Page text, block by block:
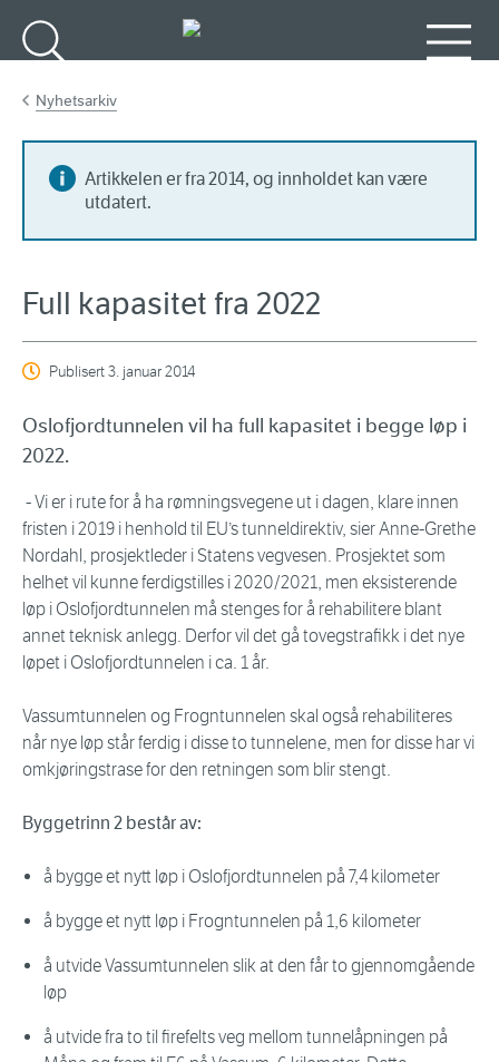
Nyhetsarkiv
Artikkelen er fra 2014, og innholdet kan være
utdatert.
Full kapasitet fra 2022
Publisert3. januar 2014
Oslofjordtunnelen vil ha full kapasitet i begge løp i
2022.
- Vi er i rute for å ha rømningsvegene ut i dagen, klare innen
fristen i 2019 i henhold til EU’s tunneldirektiv, sier Anne-Grethe
Nordahl, prosjektleder i Statens vegvesen. Prosjektet som
helhet vil kunne ferdigstilles i 2020/2021, men eksisterende
løp i Oslofjordtunnelen må stenges for å rehabilitere blant
annet teknisk anlegg. Derfor vil det gå tovegstrafikk i det nye
løpet i Oslofjordtunnelen i ca. 1 år.
Vassumtunnelen og Frogntunnelen skal også rehabiliteres
når nye løp står ferdig i disse to tunnelene, men for disse har vi
omkjøringstrase for den retningen som blir stengt.
Byggetrinn 2 består av:
å bygge et nytt løp i Oslofjordtunnelen på 7,4 kilometer
å bygge et nytt løp i Frogntunnelen på 1,6 kilometer
å utvide Vassumtunnelen slik at den får to gjennomgående
løp
å utvide fra to til firefelts veg mellom tunnelåpningen på